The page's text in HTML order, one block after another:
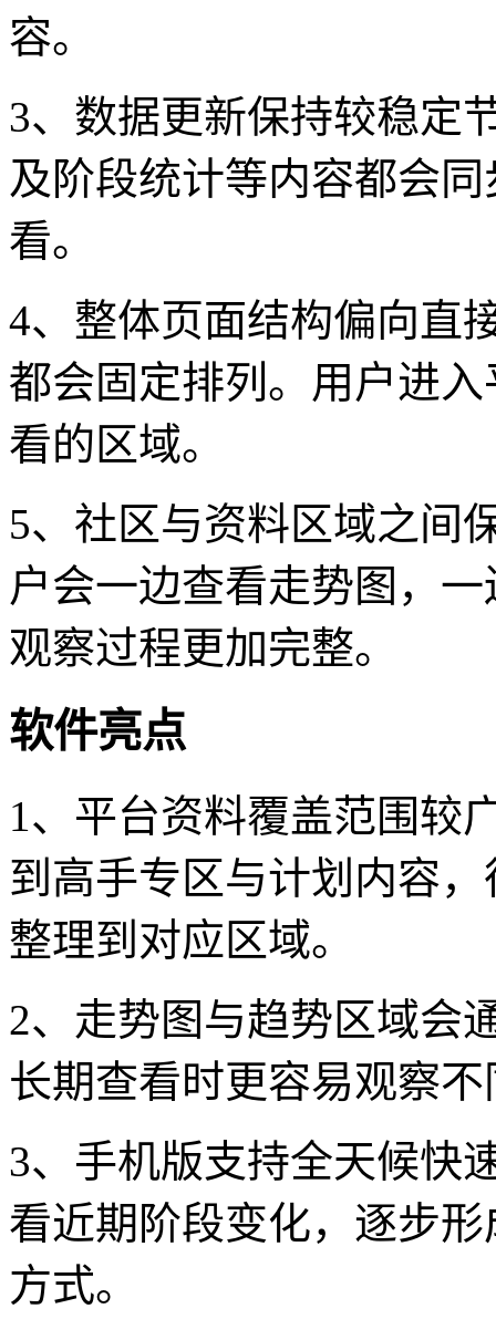
容。
3、数据更新保持较稳定
及阶段统计等内容都会
看。
4、整体页面结构偏向直
都会固定排列。用户进
看的区域。
5、社区与资料区域之间
户会一边查看走势图，
观察过程更加完整。
软件亮点
1、平台资料覆盖范围较
到高手专区与计划内容
整理到对应区域。
2、走势图与趋势区域会
长期查看时更容易观察
3、手机版支持全天候快
看近期阶段变化，逐步
方式。